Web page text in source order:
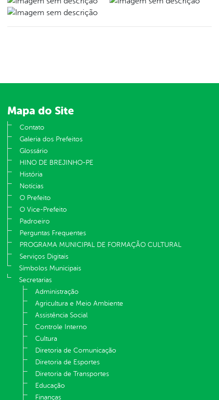
Mapa do Site
Contato
Galeria dos Prefeitos
Glossário
HINO DE BREJINHO-PE
História
Notícias
O Prefeito
O Vice-Prefeito
Padroeiro
Perguntas Frequentes
PROGRAMA MUNICIPAL DE FORMAÇÃO CULTURAL
Serviços Digitais
Símbolos Municipais
Secretarias
Administração
Agricultura e Meio Ambiente
Assistência Social
Controle Interno
Cultura
Diretoria de Comunicação
Diretoria de Esportes
Diretoria de Transportes
Educação
Finanças